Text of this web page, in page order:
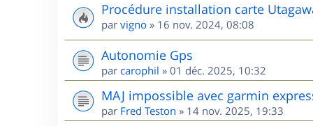
Procédure installation carte
par vigno » 16 nov. 2024, 08:08
Autonomie Gps
par carophil » 01 déc. 2025, 10:32
MAJ impossible avec garmin
par Fred Teston » 14 nov. 2025, 19:33